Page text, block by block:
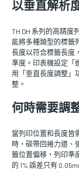
以垂直解析
TH DH 系列的高精度
能將多種類型的標籤
長度以符合標籤長度
準度。印表機設定「
用「垂直長度調整」
整。
何時需要調
當列印位置和長度皆
時，碳帶回捲力道、
籤位置偏移，列印準
的 1% 誤差只有